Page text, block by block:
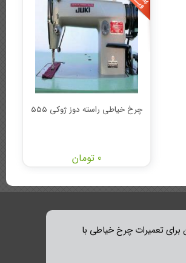
چرخ خیاطی راسته دوز ژوکی 555
0 تومان
تعمیرات چرخ خیاطی با